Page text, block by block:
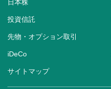
日本株
投資信託
先物・オプション取引
iDeCo
サイトマップ